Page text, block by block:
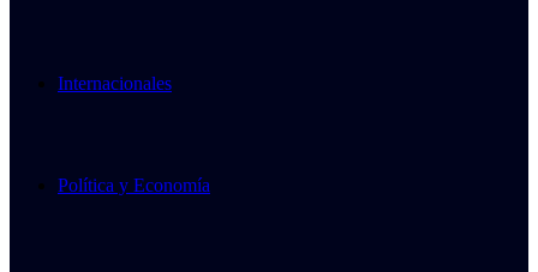
Internacionales
Política y Economía